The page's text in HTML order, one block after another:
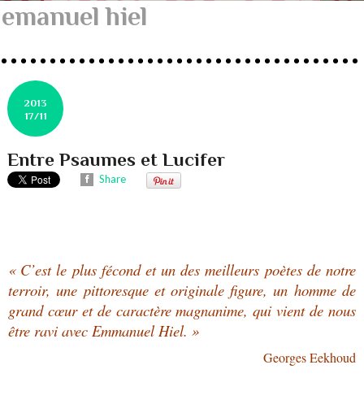
emanuel hiel
2013
17/11
Entre Psaumes et Lucifer
Share
« C’est le plus fécond et un des meilleurs poètes de notre
terroir, une pittoresque et originale figure, un homme de
grand cœur et de caractère magnanime, qui vient de nous
être ravi avec Emmanuel Hiel. »
Georges Eekhoud